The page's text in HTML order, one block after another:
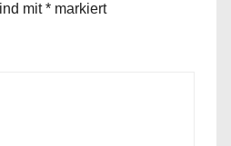
mit* markiert